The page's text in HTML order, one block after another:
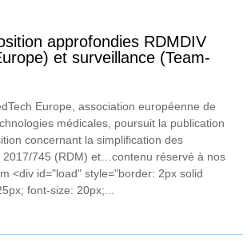
approfondies RDMDIV
et surveillance (Team-
Europe, association européenne de
médicales, poursuit la publication
concernant la simplification des
2017/745 (RDM) et…contenu réservé à nos
<div id="load" style="border: 2px solid
font-size: 20px;...